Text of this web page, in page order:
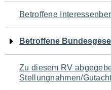
Seiteninhalt
Betroffene
Betroffene
Zu diesem RV
Stellungnahmen/